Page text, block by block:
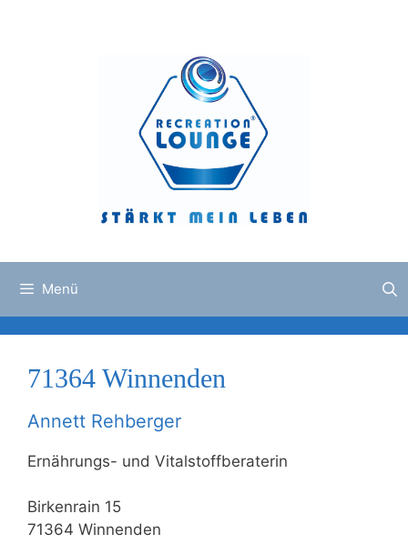
Menü
71364 Winnenden
Annett Rehberger
Ernährungs- und Vitalstoffberaterin
Birkenrain 15
71364 Winnenden